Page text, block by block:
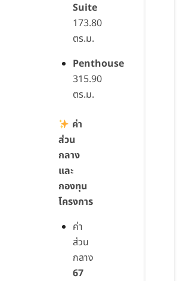
Suite
173.80
ตร.ม.
Penthouse
315.90
ตร.ม.
ค่า
ส่วน
กลาง
และ
กองทุน
โครงการ
ค่า
ส่วน
กลาง
67